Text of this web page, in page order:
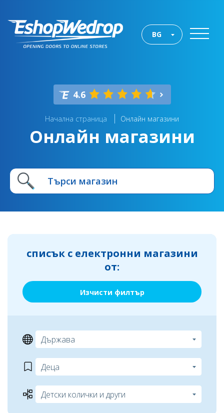
BG
4.6
Начална страница Онлайн магазини
Онлайн магазини
списък с електронни магазини
от:
Изчисти филтър